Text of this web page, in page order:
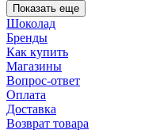
Показать еще
Шоколад
Бренды
Как купить
Магазины
Вопрос-ответ
Оплата
Доставка
Возврат товара